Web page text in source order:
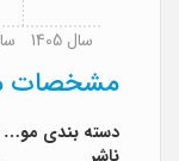
سال سال 1405
مشخصات
دسته بندی
ناشر